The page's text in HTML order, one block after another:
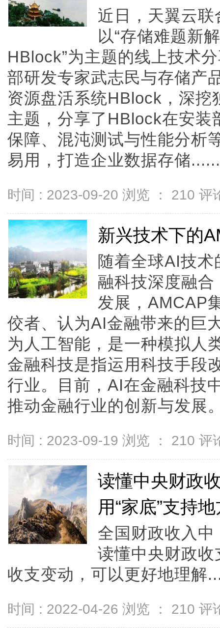
近日，天翼云
以“存储难题新
HBlock”为主题的线上技术
部研发专家武志民与存储产
资源盘活系统HBlock，深挖
主题，分享了HBlock在安装
保障、混沌测试与性能分析
易用，打造企业数据存储......
时间 : 2023-09-20 浏览 ： 210 评
新兴技术下的
随着全球AI技
融科技深度融
发展，AMCAP
佼者、认为AI金融带来的巨
为人工智能，是一种模拟人
金融科技是指运用科技手段
行业。目前，AI在金融科技
推动金融行业的创新与发展
时间 : 2023-09-19 浏览 ： 210 评
读懂中央财政
用“家底”支持
全国财政收入
读懂中央财政
收支变动，可以更好地理解
时间 : 2022-04-26 浏览 ： 210 评